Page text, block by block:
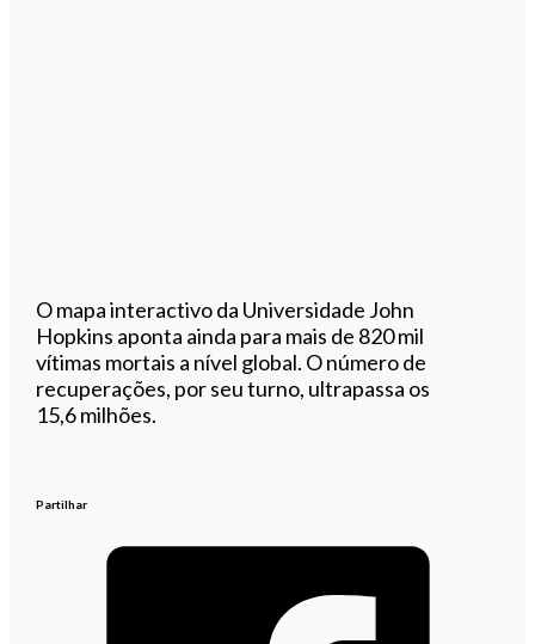
O mapa interactivo da Universidade John
Hopkins aponta ainda para mais de 820 mil
vítimas mortais a nível global. O número de
recuperações, por seu turno, ultrapassa os
15,6 milhões.
Partilhar